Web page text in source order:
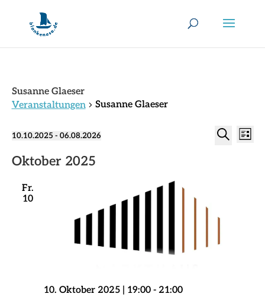
Susanne Glaeser
Veranstaltungen
Susanne Glaeser
Veranstaltungen Liste
10.10.2025 - 06.08.2026
wählen.
Oktober 2025
Fr.
10
10. Oktober 2025 | 19:00- 21:00